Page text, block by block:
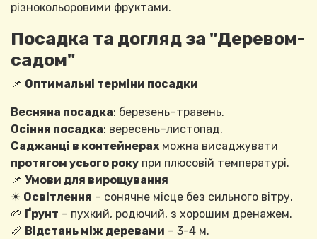
різнокольоровими фруктами.
Посадка та догляд за "Деревом-
садом"
📌 Оптимальні терміни посадки
Весняна посадка: березень–травень.
Осіння посадка: вересень–листопад.
Саджанці в контейнерах можна висаджувати
протягом усього року при плюсовій температурі.
📌 Умови для вирощування
☀ Освітлення – сонячне місце без сильного вітру.
🌱 Ґрунт – пухкий, родючий, з хорошим дренажем.
📏 Відстань між деревами – 3-4 м.